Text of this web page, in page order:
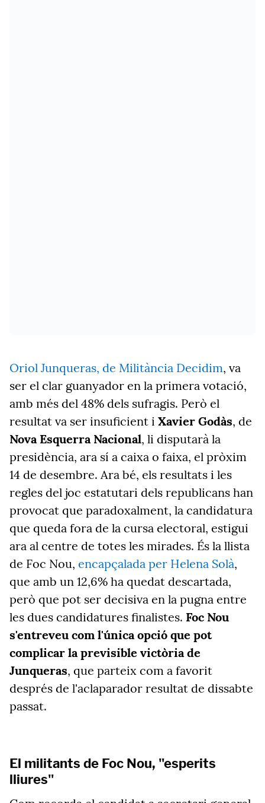
Oriol Junqueras, de Militància Decidim, va
ser el clar guanyador en la primera votació,
amb més del 48% dels sufragis. Però el
resultat va ser insuficient i Xavier Godàs, de
Nova Esquerra Nacional, li disputarà la
presidència, ara sí a caixa o faixa, el pròxim
14 de desembre. Ara bé, els resultats i les
regles del joc estatutari dels republicans han
provocat que paradoxalment, la candidatura
que queda fora de la cursa electoral, estigui
ara al centre de totes les mirades. És la llista
de Foc Nou, encapçalada per Helena Solà,
que amb un 12,6% ha quedat descartada,
però que pot ser decisiva en la pugna entre
les dues candidatures finalistes. Foc Nou
s'entreveu com l'única opció que pot
complicar la previsible victòria de
Junqueras, que parteix com a favorit
després de l'aclaparador resultat de dissabte
passat.
El militants de Foc Nou, "esperits
lliures"